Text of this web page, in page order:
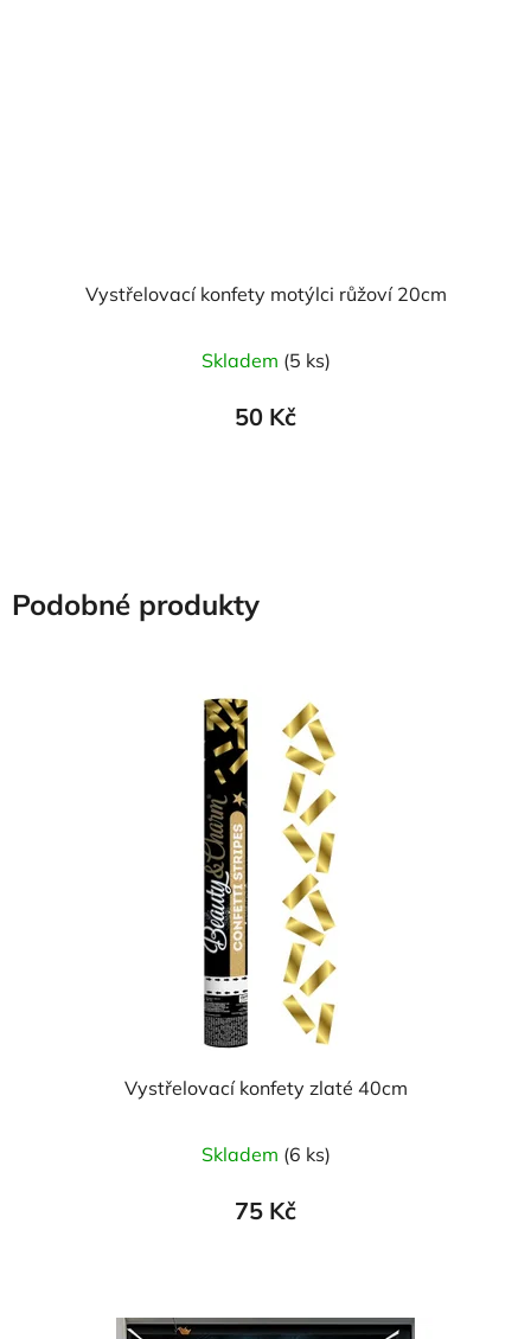
Vystřelovací konfety motýlci růžoví 20cm
Skladem (5 ks)
50 Kč
Podobné produkty
Vystřelovací konfety zlaté 40cm
Skladem (6 ks)
75 Kč